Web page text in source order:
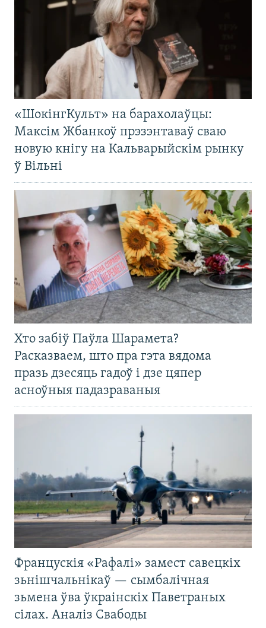
«ШокінгКульт» на барахолаўцы:
Максім Жбанкоў прэзэнтаваў сваю
новую кнігу на Кальварыйскім рынку
ў Вільні
Хто забіў Паўла Шарамета?
Расказваем, што пра гэта вядома
празь дзесяць гадоў і дзе цяпер
асноўныя падазраваныя
Францускія «Рафалі» замест савецкіх
зьнішчальнікаў — сымбалічная
зьмена ўва ўкраінскіх Паветраных
сілах. Аналіз Свабоды